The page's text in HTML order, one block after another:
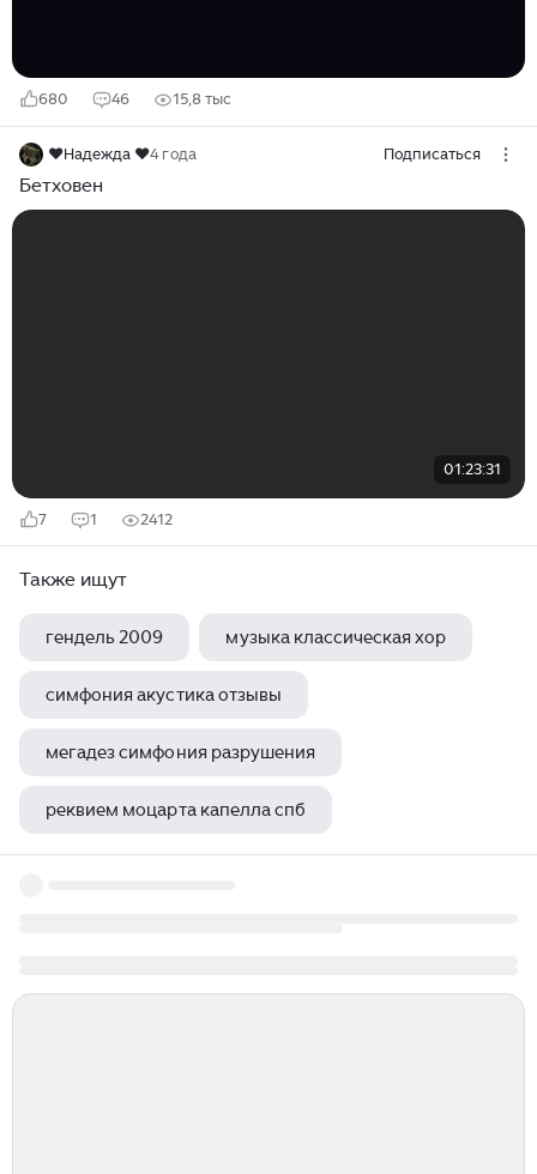
680 46 15,8 тыс
❤Надежда ❤4 года Подписаться
Бетховен
01:23:31
7 1 2412
Также ищут
гендель 2009 музыка классическая хор
симфония акустика отзывы
мегадез симфония разрушения
реквием моцарта капелла спб